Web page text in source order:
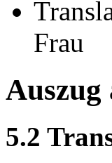
Frau
Auszug
5.2